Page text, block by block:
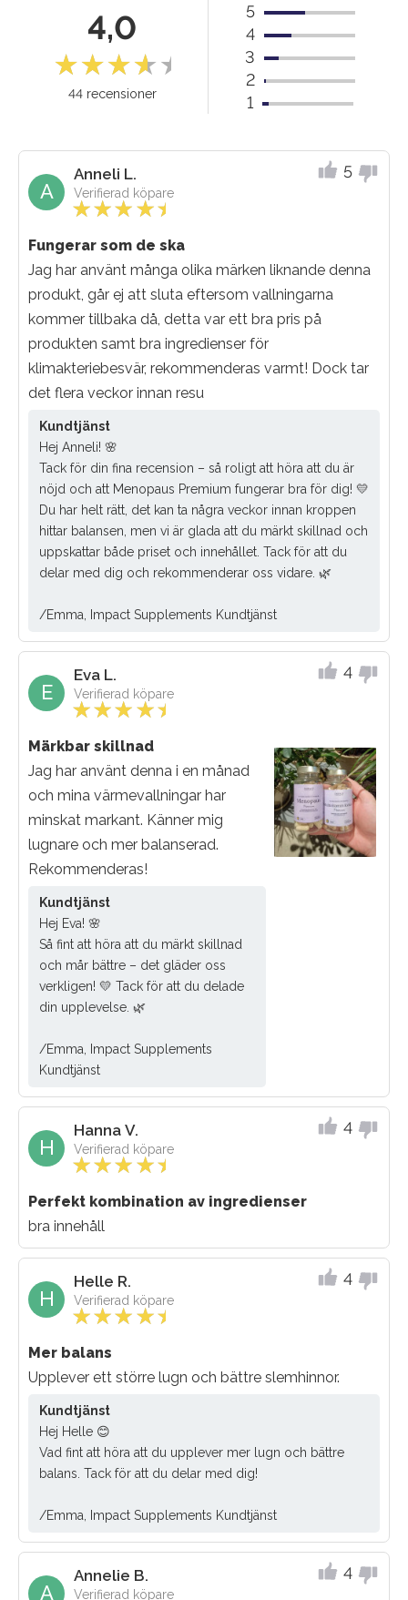
4,0
44 recensioner
5
4
3
2
1
A
Anneli L.
Verifierad köpare
Fungerar som de ska
Jag har använt många olika märken liknande denna
produkt, går ej att sluta eftersom vallningarna
kommer tillbaka då, detta var ett bra pris på
produkten samt bra ingredienser för
klimakteriebesvär, rekommenderas varmt! Dock tar
det flera veckor innan resu
Kundtjänst
Hej Anneli! 🌸
Tack för din fina recension – så roligt att höra att du är
nöjd och att Menopaus Premium fungerar bra för dig! 💛
Du har helt rätt, det kan ta några veckor innan kroppen
hittar balansen, men vi är glada att du märkt skillnad och
uppskattar både priset och innehållet. Tack för att du
delar med dig och rekommenderar oss vidare. 🌿
/Emma, Impact Supplements Kundtjänst
5
E
Eva L.
Verifierad köpare
Märkbar skillnad
Jag har använt denna i en månad
och mina värmevallningar har
minskat markant. Känner mig
lugnare och mer balanserad.
Rekommenderas!
Kundtjänst
Hej Eva! 🌸
Så fint att höra att du märkt skillnad
och mår bättre – det gläder oss
verkligen! 💛 Tack för att du delade
din upplevelse. 🌿
/Emma, Impact Supplements
Kundtjänst
4
H
Hanna V.
Verifierad köpare
Perfekt kombination av ingredienser
bra innehåll
4
H
Helle R.
Verifierad köpare
Mer balans
Upplever ett större lugn och bättre slemhinnor.
Kundtjänst
Hej Helle 😊
Vad fint att höra att du upplever mer lugn och bättre
balans. Tack för att du delar med dig!
/Emma, Impact Supplements Kundtjänst
4
A
Annelie B.
Verifierad köpare
4